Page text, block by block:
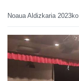
Noaua Aldizkaria